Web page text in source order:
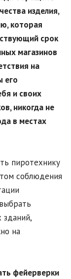
изделия,
которая
срок
магазинов
на
его
и своих
никогда не
в местах
пиротехнику
соблюдения
зданий,
на
фейерверки